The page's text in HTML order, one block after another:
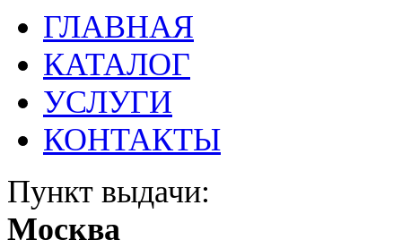
ГЛАВНАЯ
КАТАЛОГ
УСЛУГИ
КОНТАКТЫ
Пункт выдачи:
Москва